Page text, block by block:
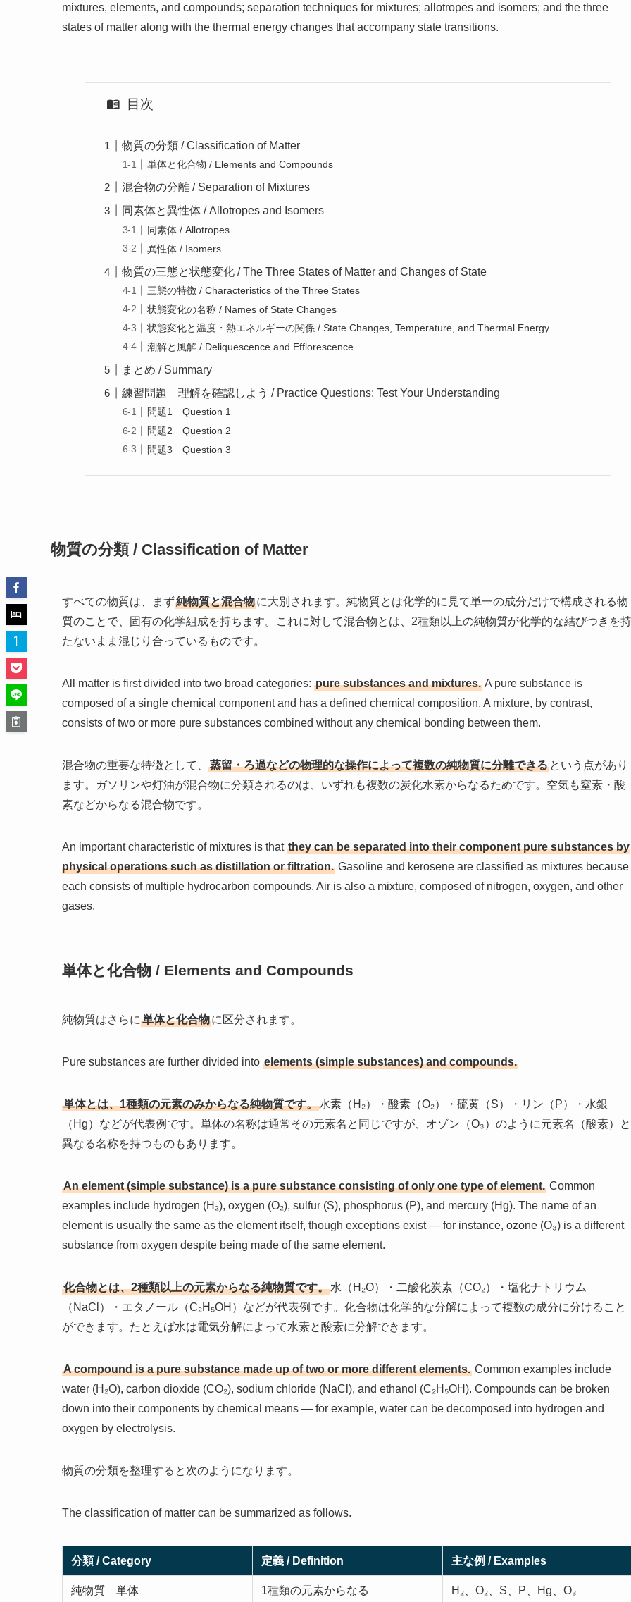
mixtures, elements, and compounds; separation techniques for mixtures; allotropes and isomers; and the three
states of matter along with the thermal energy changes that accompany state transitions.
目次
物質の分類 / Classification of Matter
単体と化合物 / Elements and Compounds
混合物の分離 / Separation of Mixtures
同素体と異性体 / Allotropes and Isomers
同素体 / Allotropes
異性体 / Isomers
物質の三態と状態変化 / The Three States of Matter and Changes of State
三態の特徴 / Characteristics of the Three States
状態変化の名称 / Names of State Changes
状態変化と温度・熱エネルギーの関係 / State Changes, Temperature, and Thermal Energy
潮解と風解 / Deliquescence and Efflorescence
まとめ / Summary
練習問題 理解を確認しよう / Practice Questions: Test Your Understanding
問題1 Question 1
問題2 Question 2
問題3 Question 3
物質の分類 / Classification of Matter
すべての物質は、まず純物質と混合物に大別されます。純物質とは化学的に見て単一の成分だけで構成される物
質のことで、固有の化学組成を持ちます。これに対して混合物とは、2種類以上の純物質が化学的な結びつきを持
たないまま混じり合っているものです。
All matter is first divided into two broad categories: pure substances and mixtures. A pure substance is
composed of a single chemical component and has a defined chemical composition. A mixture, by contrast,
consists of two or more pure substances combined without any chemical bonding between them.
混合物の重要な特徴として、 蒸留・ろ過などの物理的な操作によって複数の純物質に分離できる という点があり
ます。ガソリンや灯油が混合物に分類されるのは、いずれも複数の炭化水素からなるためです。空気も窒素・酸
素などからなる混合物です。
An important characteristic of mixtures is that they can be separated into their component pure substances by
physical operations such as distillation or filtration. Gasoline and kerosene are classified as mixtures because
each consists of multiple hydrocarbon compounds. Air is also a mixture, composed of nitrogen, oxygen, and other
gases.
単体と化合物 / Elements and Compounds
純物質はさらに 単体と化合物に区分されます。
Pure substances are further divided into elements (simple substances) and compounds.
単体とは、1種類の元素のみからなる純物質です。水素（H₂）・酸素（O₂）・硫黄（S）・リン（P）・水銀
（Hg）などが代表例です。単体の名称は通常その元素名と同じですが、オゾン（O₃）のように元素名（酸素）と
異なる名称を持つものもあります。
An element (simple substance) is a pure substance consisting of only one type of element. Common
examples include hydrogen (H₂), oxygen (O₂), sulfur (S), phosphorus (P), and mercury (Hg). The name of an
element is usually the same as the element itself, though exceptions exist — for instance, ozone (O₃) is a different
substance from oxygen despite being made of the same element.
化合物とは、2種類以上の元素からなる純物質です。水（H₂O）・二酸化炭素（CO₂）・塩化ナトリウム
（NaCl）・エタノール（C₂H₅OH）などが代表例です。化合物は化学的な分解によって複数の成分に分けること
ができます。たとえば水は電気分解によって水素と酸素に分解できます。
A compound is a pure substance made up of two or more different elements. Common examples include
water (H₂O), carbon dioxide (CO₂), sodium chloride (NaCl), and ethanol (C₂H₅OH). Compounds can be broken
down into their components by chemical means — for example, water can be decomposed into hydrogen and
oxygen by electrolysis.
物質の分類を整理すると次のようになります。
The classification of matter can be summarized as follows.
分類 / Category 定義 / Definition 主な例 / Examples
純物質 単体 1種類の元素からなる H₂、O₂、S、P、Hg、O₃